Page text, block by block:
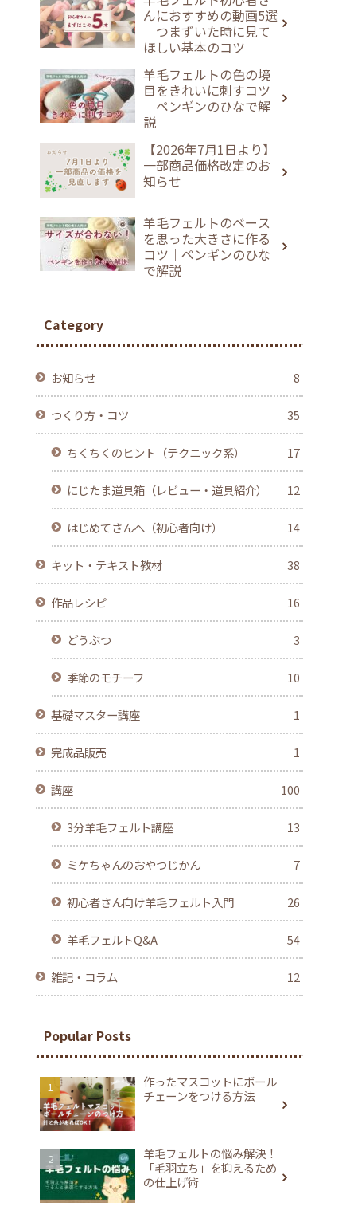
んにおすすめの動画5選
｜つまずいた時に見て
ほしい基本のコツ
羊毛フェルトの色の境
目をきれいに刺すコツ
｜ペンギンのひなで解
説
【2026年7月1日より】
一部商品価格改定のお
知らせ
羊毛フェルトのベース
を思った大きさに作る
コツ｜ペンギンのひな
で解説
Category
お知らせ 8
つくり方・コツ 35
ちくちくのヒント（テクニック系） 17
にじたま道具箱（レビュー・道具紹介） 12
はじめてさんへ（初心者向け） 14
キット・テキスト教材 38
作品レシピ 16
どうぶつ 3
季節のモチーフ 10
基礎マスター講座 1
完成品販売 1
講座 100
3分羊毛フェルト講座 13
ミケちゃんのおやつじかん 7
初心者さん向け羊毛フェルト入門 26
羊毛フェルトQ&A 54
雑記・コラム 12
Popular Posts
作ったマスコットにボール
チェーンをつける方法
羊毛フェルトの悩み解決！
「毛羽立ち」を抑えるため
の仕上げ術